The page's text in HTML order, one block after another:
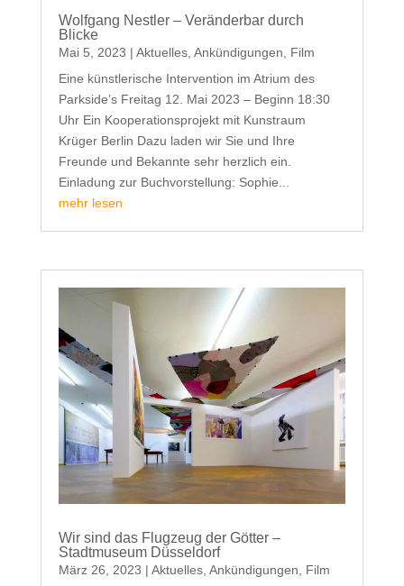
Wolfgang Nestler – Veränderbar durch
Blicke
Mai 5, 2023 | Aktuelles, Ankündigungen
Film
Eine künstlerische Intervention im Atrium des
Parkside’s Freitag 12. Mai 2023 – Beginn 18:30
Uhr Ein Kooperationsprojekt mit Kunstraum
Krüger Berlin Dazu laden wir Sie und Ihre
Freunde und Bekannte sehr herzlich ein.
Einladung zur Buchvorstellung: Sophie...
mehr lesen
Wir sind das Flugzeug der Götter –
Stadtmuseum Düsseldorf
März 26, 2023 | Aktuelles, Ankündigungen, Film